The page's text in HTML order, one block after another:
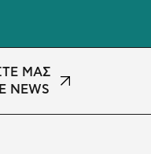
ΜΑΣ
NEWS